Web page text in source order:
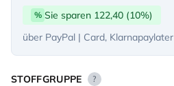
% Sie sparen 122,40 (10%)
über PayPal | Card, Klarnapaylater
STOFFGRUPPE ?